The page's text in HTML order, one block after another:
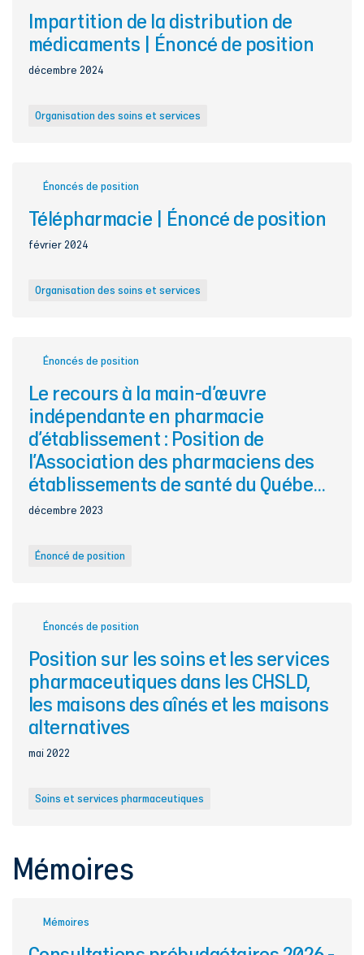
Impartition de la distribution de
médicaments | Énoncé de position
décembre 2024
Organisation des soins et services
Énoncés de position
Télépharmacie | Énoncé de position
février 2024
Organisation des soins et services
Énoncés de position
Le recours à la main-d’œuvre
indépendante en pharmacie
d’établissement : Position de
l’Association des pharmaciens des
établissements de santé du Québec
(A.P.E.S.)
décembre 2023
Énoncé de position
Énoncés de position
Position sur les soins et les services
pharmaceutiques dans les CHSLD,
les maisons des aînés et les maisons
alternatives
mai 2022
Soins et services pharmaceutiques
Mémoires
Mémoires